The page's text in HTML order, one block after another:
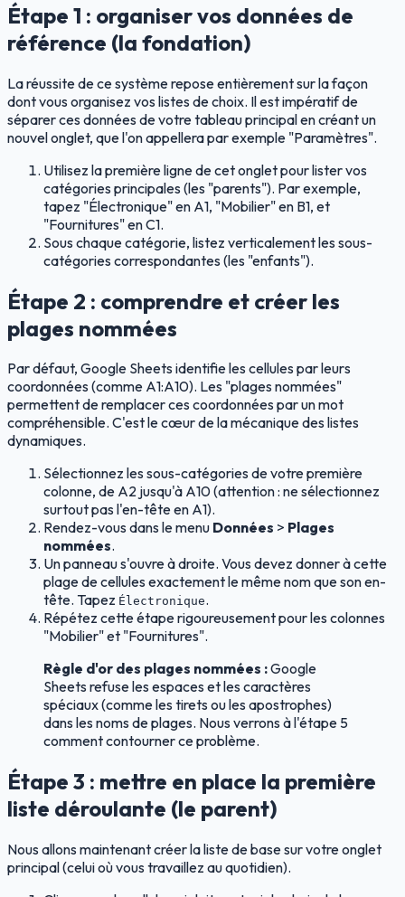
Étape 1 : organiser vos données de
référence (la fondation)
La réussite de ce système repose entièrement sur la façon
dont vous organisez vos listes de choix. Il est impératif de
séparer ces données de votre tableau principal en créant un
nouvel onglet, que l'on appellera par exemple "Paramètres".
Utilisez la première ligne de cet onglet pour lister vos
catégories principales (les "parents"). Par exemple,
tapez "Électronique" en A1, "Mobilier" en B1, et
"Fournitures" en C1.
Sous chaque catégorie, listez verticalement les sous-
catégories correspondantes (les "enfants").
Étape 2 : comprendre et créer les
plages nommées
Par défaut, Google Sheets identifie les cellules par leurs
coordonnées (comme A1:A10). Les "plages nommées"
permettent de remplacer ces coordonnées par un mot
compréhensible. C'est le cœur de la mécanique des listes
dynamiques.
Sélectionnez les sous-catégories de votre première
colonne, de A2 jusqu'à A10 (attention : ne sélectionnez
surtout pas l'en-tête en A1).
Rendez-vous dans le menu Données > Plages
nommées.
Un panneau s'ouvre à droite. Vous devez donner à cette
plage de cellules exactement le même nom que son en-
tête. Tapez Électronique.
Répétez cette étape rigoureusement pour les colonnes
"Mobilier" et "Fournitures".
Règle d'or des plages nommées :Google
Sheets refuse les espaces et les caractères
spéciaux (comme les tirets ou les apostrophes)
dans les noms de plages. Nous verrons à l'étape 5
comment contourner ce problème.
Étape 3 : mettre en place la première
liste déroulante (le parent)
Nous allons maintenant créer la liste de base sur votre onglet
principal (celui où vous travaillez au quotidien).